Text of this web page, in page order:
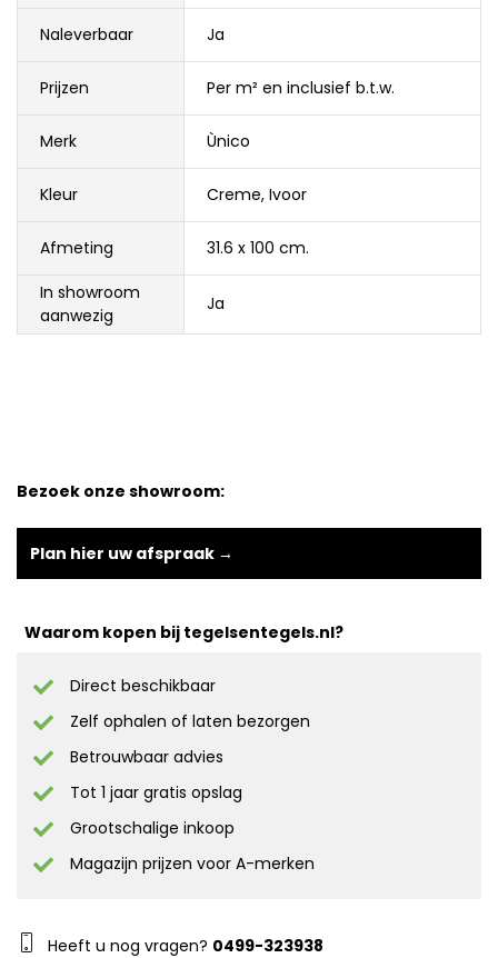
Naleverbaar Ja
Prijzen Per m² en inclusief b.t.w.
Merk Ùnico
Kleur Creme, Ivoor
Afmeting
31.6 x 100 cm.
In showroom
aanwezig
Ja
Bezoek onze showroom:
Plan hier uw afspraak →
Waarom kopen bij tegelsentegels.nl?
Direct beschikbaar
Zelf ophalen of laten bezorgen
Betrouwbaar advies
Tot 1 jaar gratis opslag
Grootschalige inkoop
Magazijn prijzen voor A-merken
Heeft u nog vragen? 0499-323938